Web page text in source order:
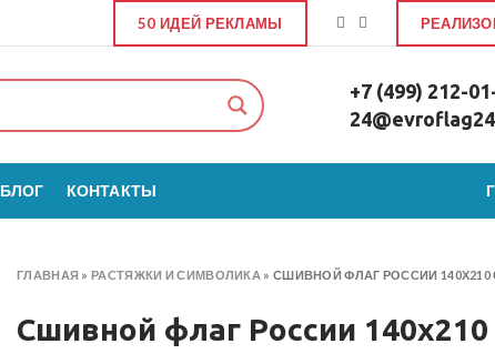
50 ИДЕЙ РЕКЛАМЫ
+7 (499) 212-
БЛОГ КОНТАКТЫ
ГЛАВНАЯ »РАСТЯЖКИ И СИМВОЛИКА » СШИВНОЙ ФЛАГ РОССИИ 140Х210
Сшивной флаг России 140х210